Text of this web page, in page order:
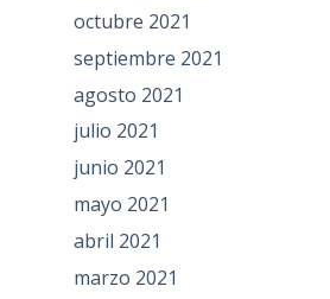
octubre 2021
septiembre 2021
agosto 2021
julio 2021
junio 2021
mayo 2021
abril 2021
marzo 2021